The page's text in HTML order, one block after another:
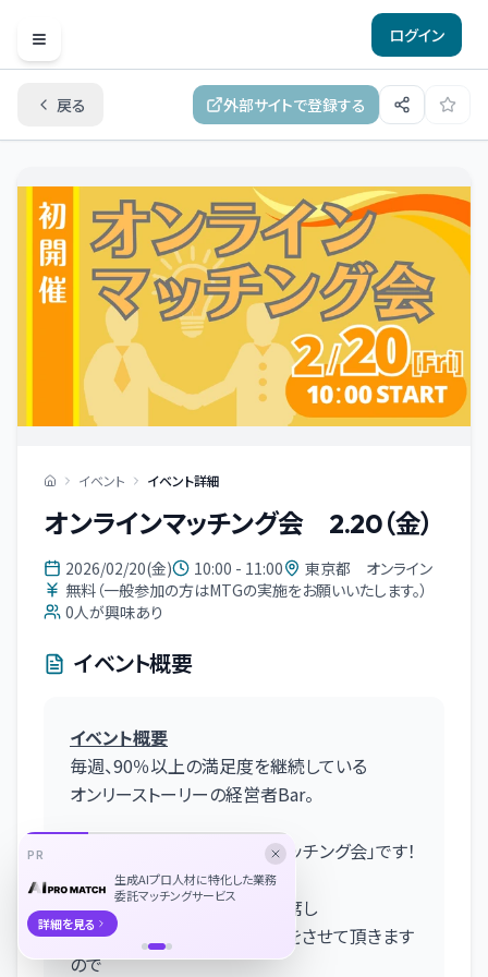
Open menu
ログイン
戻る 外部サイトで登録する
イベント イベント詳細
オンラインマッチング会 2.20（金）
2026/02/20(金) 10:00 - 11:00
東京都 オンライン
無料（一般参加の方はMTGの実施をお願いいたします。）
0人が興味あり
イベント概要
イベント概要
毎週、90％以上の満足度を継続している
オンリーストーリーの経営者Bar。
今回のテーマは「オンラインマッチング会」です！
当日は、弊社代表の平野も同席し
各企業様との交流のサポートをさせて頂きます
ので
PR
生成AIプロ人材に特化した業務
委託マッチングサービス
詳細を見る